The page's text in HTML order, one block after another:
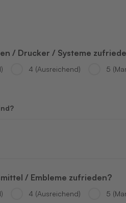
/ Drucker / Systeme
4 (Ausreichend) 5
/ Embleme zufrieden?
4 (Ausreichend) 5